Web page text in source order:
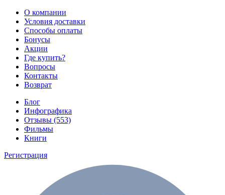
О компании
Условия доставки
Способы оплаты
Бонусы
Акции
Где купить?
Вопросы
Контакты
Возврат
Блог
Инфографика
Отзывы (553)
Фильмы
Книги
Регистрация